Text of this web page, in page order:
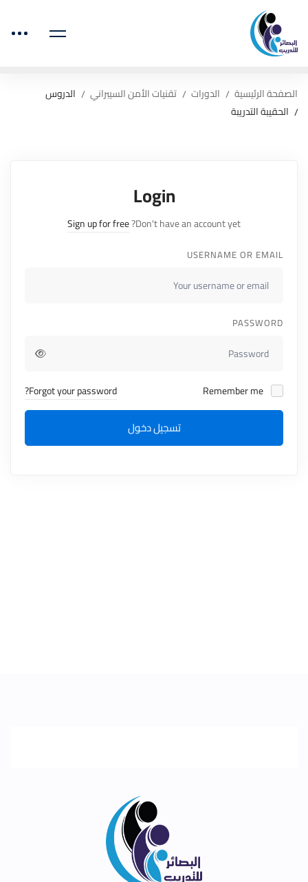
الصفحة الرئيسية الدورات تقنيات الأمن السيبراني
الدروس
الحقيبة التدريبة
Login
Don't have an account yet?
Sign up for free
USERNAME OR EMAIL
PASSWORD
Forgot your password?
تسجيل دخول